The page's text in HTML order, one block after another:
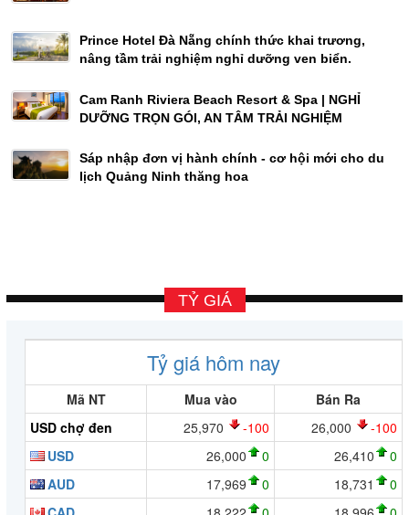
Prince Hotel Đà Nẵng chính thức khai trương,
nâng tầm trải nghiệm nghỉ dưỡng ven biển.
Cam Ranh Riviera Beach Resort & Spa | NGHỈ
DƯỠNG TRỌN GÓI, AN TÂM TRẢI NGHIỆM
Sáp nhập đơn vị hành chính - cơ hội mới cho du
lịch Quảng Ninh thăng hoa
TỶ GIÁ